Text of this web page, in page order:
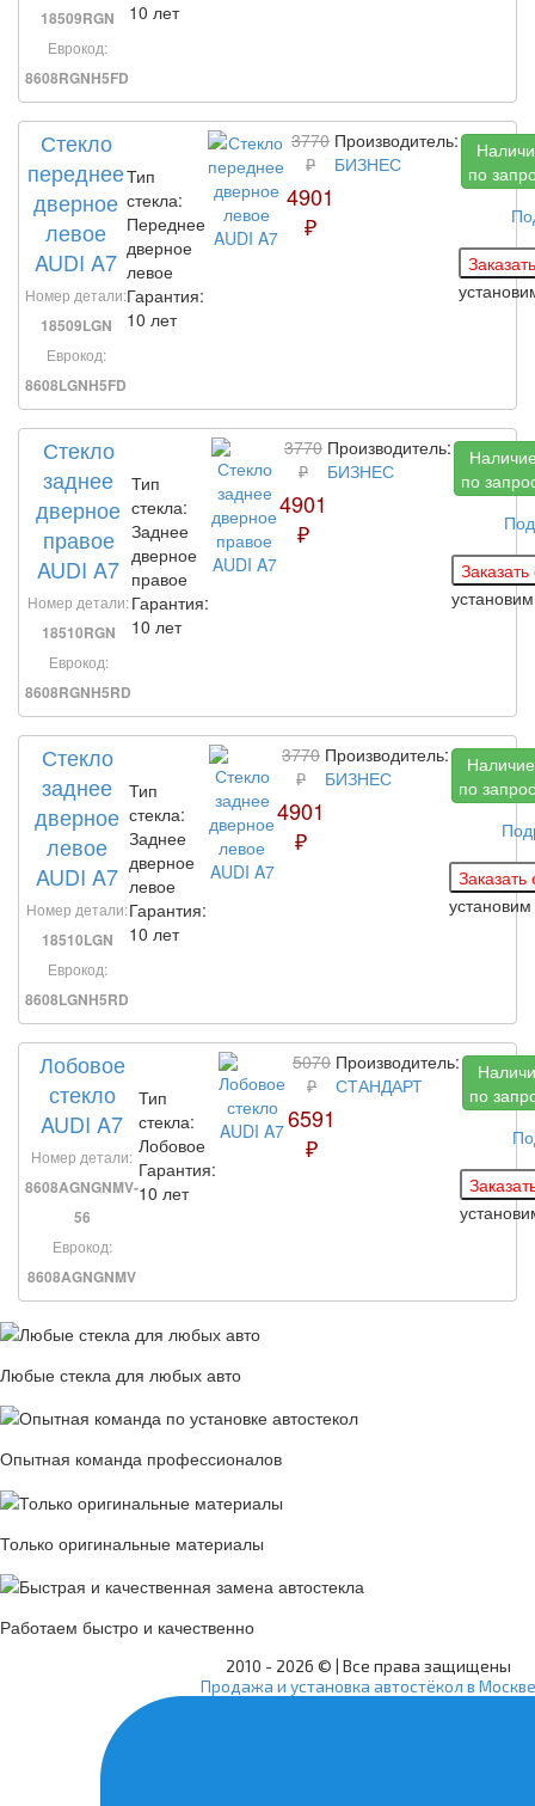
18509RGN
Еврокод:
8608RGNH5FD
10 лет
Стекло
переднее
дверное
левое
AUDI A7
Номер детали:
18509LGN
Еврокод:
8608LGNH5FD
Тип
стекла:
Переднее
дверное
левое
Гарантия:
10 лет
3770
₽
4901
₽
Производитель:
БИЗНЕС
по
Стекло
заднее
дверное
правое
AUDI A7
Номер детали:
18510RGN
Еврокод:
8608RGNH5RD
Тип
стекла:
Заднее
дверное
правое
Гарантия:
10 лет
3770
₽
4901
₽
Производитель:
БИЗНЕС
по
Стекло
заднее
дверное
левое
AUDI A7
Номер детали:
18510LGN
Еврокод:
8608LGNH5RD
Тип
стекла:
Заднее
дверное
левое
Гарантия:
10 лет
3770
₽
4901
₽
Производитель:
БИЗНЕС
Наличие
по
установим
Лобовое
стекло
AUDI A7
Номер детали:
8608AGNGNMV-
56
Еврокод:
8608AGNGNMV
Тип
стекла:
Лобовое
Гарантия:
10 лет
5070
₽
6591
₽
Производитель:
СТАНДАРТ
по
Любые стекла для любых авто
Опытная команда профессионалов
Только оригинальные материалы
Работаем быстро и качественно
2010 - 2026 © | Все права защищены
Продажа и установка автостёкол в Москве